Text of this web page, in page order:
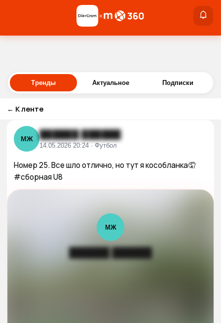
Войти
×
Тренды Актуальное Подписки
← К ленте
МЖ ██████ ██████
14.05.2026 20:24 · Футбол
Номер 25. Все шло отлично, но тут я кособланка🤦
#сборная U8
МЖ
██████ ██████